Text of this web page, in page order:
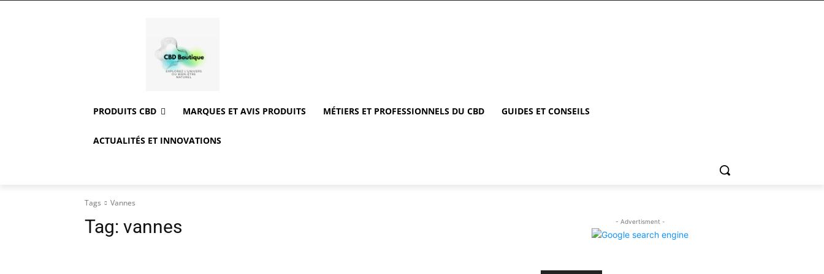
PRODUITS CBD MARQUES ET AVIS PRODUITS MÉTIERS ET PROFESSIONNELS DU CBD GUIDES ET CONSEILS
ACTUALITÉS ET INNOVATIONS
Tags Vannes
Tag: vannes - Advertisment -